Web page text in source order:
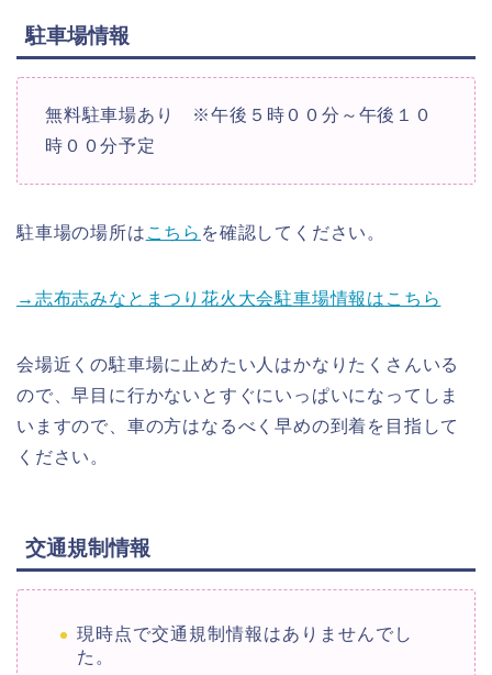
駐車場情報
無料駐車場あり ※午後５時００分～午後１０
時００分予定
駐車場の場所は こちら を確認してください。
→志布志みなとまつり花火大会駐車場情報はこちら
会場近くの駐車場に止めたい人はかなりたくさんいる
ので、早目に行かないとすぐにいっぱいになってしま
いますので、車の方はなるべく早めの到着を目指して
ください。
交通規制情報
現時点で交通規制情報はありませんでし
た。